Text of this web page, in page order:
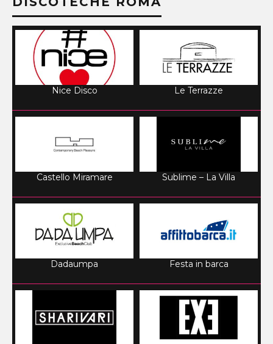
Nice Disco Le Terrazze
Castello Miramare Sublime – La Villa
Dadaumpa Festa in barca